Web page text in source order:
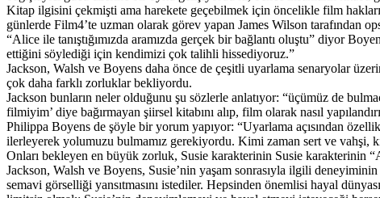
Kitap ilgisini çekmişti ama harekete geçebilmek için öncelikle film
günlerde Film4’te uzman olarak görev yapan James Wilson tarafından
“Alice ile tanıştığımızda aramızda gerçek bir bağlantı oluştu” diyor
ettiğini söylediği için kendimizi çok talihli hissediyoruz.”
Jackson, Walsh ve Boyens daha önce de çeşitli uyarlama senaryolar
çok daha farklı zorluklar bekliyordu.
Jackson bunların neler olduğunu şu sözlerle anlatıyor: “üçümüz de
filmiyim’ diye bağırmayan şiirsel kitabını alıp, film olarak nasıl
Philippa Boyens de şöyle bir yorum yapıyor: “Uyarlama açısından
ilerleyerek yolumuzu bulmamız gerekiyordu. Kimi zaman sert ve vahşi,
Onları bekleyen en büyük zorluk, Susie karakterinin Susie karakterinin
Jackson, Walsh ve Boyens, Susie’nin yaşam sonrasıyla ilgili
semavi görselliği yansıtmasını istediler. Hepsinden önemlisi hayal